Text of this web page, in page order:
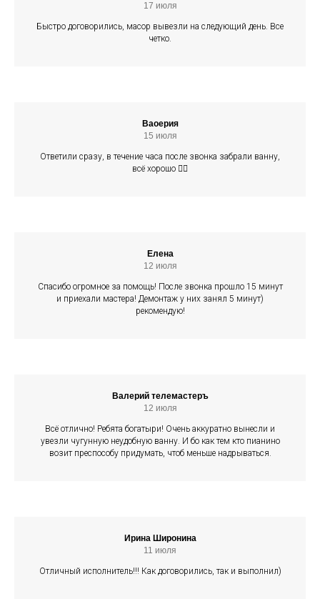
17 июля
Быстро договорились, масор вывезли на следующий день. Все
четко.
Ваоерия
15 июля
Ответили сразу, в течение часа после звонка забрали ванну,
всё хорошо 👍🏻
Елена
12 июля
Спасибо огромное за помощь! После звонка прошло 15 минут
и приехали мастера! Демонтаж у них занял 5 минут)
рекомендую!
Валерий телемастеръ
12 июля
Всё отлично! Ребята богатыри! Очень аккуратно вынесли и
увезли чугунную неудобную ванну. И бо как тем кто пианино
возит преспособу придумать, чтоб меньше надрываться.
Ирина Широнина
11 июля
Отличный исполнитель!!! Как договорились, так и выполнил)